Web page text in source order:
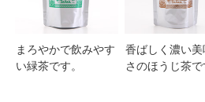
まろやかで飲みやす
い緑茶です。
香ばしく濃い美
さのほうじ茶で